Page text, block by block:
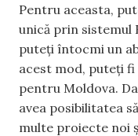
Pentru aceasta,
unică prin sistemul
puteți întocmi un
acest mod, puteți
pentru Moldova.
avea posibilitatea
multe proiecte noi